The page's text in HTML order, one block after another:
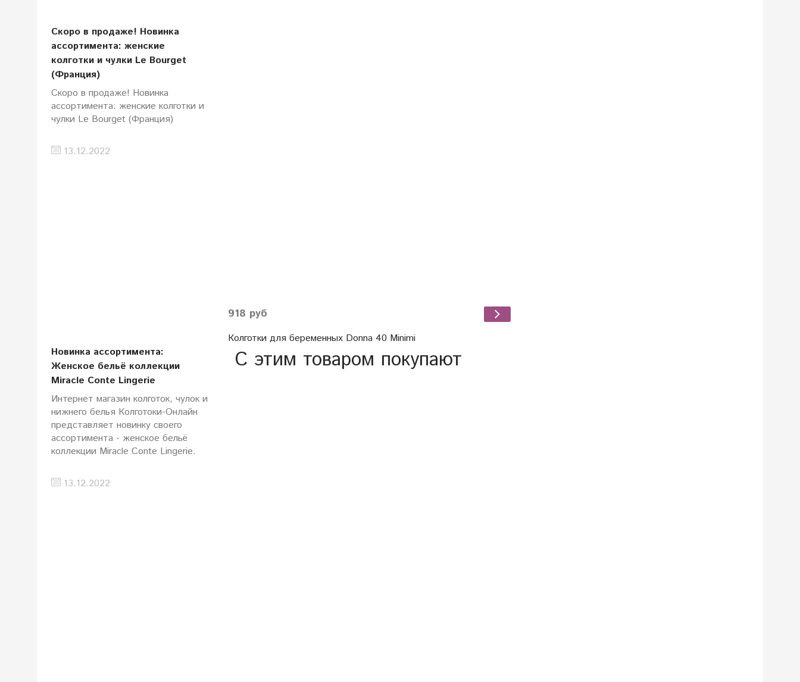
918 руб
Колготки для беременных Donna 40 Minimi
С этим товаром покупают
Скоро в продаже! Новинка
ассортимента: женские
колготки и чулки Le Bourget
(Франция)
Скоро в продаже! Новинка
ассортимента: женские колготки и
чулки Le Bourget (Франция)
13.12.2022
Новинка ассортимента:
Женское бельё коллекции
Miracle Conte Lingerie
Интернет магазин колготок, чулок и
нижнего белья Колготоки-Онлайн
представляет новинку своего
ассортимента - женское бельё
коллекции Miracle Conte Lingerie.
13.12.2022